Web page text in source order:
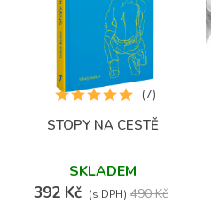
STOPY NA CESTĚ
SKLADEM
392 Kč (s DPH) 490 Kč
(7)